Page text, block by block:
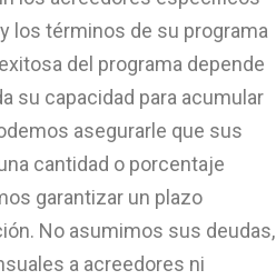
los términos de su programa
del programa depende
su capacidad para acumular
asegurarle que sus
cantidad o porcentaje
garantizar un plazo
No asumimos sus deudas,
a acreedores ni